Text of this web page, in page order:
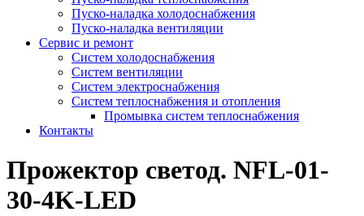
Пуско-наладка холодоснабжения
Пуско-наладка вентиляции
Сервис и ремонт
Систем холодоснабжения
Систем вентиляции
Систем электроснабжения
Систем теплоснабжения и отопления
Промывка систем теплоснабжения
Контакты
Прожектор светод. NFL-01-
30-4K-LED